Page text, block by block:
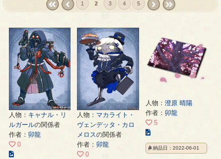
1 2 3 4 5
人物： キャナル・リ
ルガールの関係者
作者： 卯龍
0
人物： マカライト・
ヴェンデッタ・カロ
メロスの関係者
作者： 卯龍
0
人物： 澄原 晴陽
作者： 卯龍
5
の
イ
納品日：2022-06-01